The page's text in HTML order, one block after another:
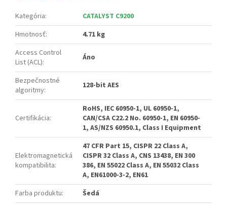
Kategória:
CATALYST C9200
Hmotnosť:
4.71 kg
Access Control
List (ACL): Áno
Bezpečnostné
algoritmy: 128-bit AES
Certifikácia:
RoHS, IEC 60950-1, UL 60950-1,
CAN/CSA C22.2 No. 60950-1, EN 60950-
1, AS/NZS 60950.1, Class I Equipment
Elektromagnetická
kompatibilita:
47 CFR Part 15, CISPR 22 Class A,
CISPR 32 Class A, CNS 13438, EN 300
386, EN 55022 Class A, EN 55032 Class
A, EN61000-3-2, EN61
Farba produktu:
Šedá